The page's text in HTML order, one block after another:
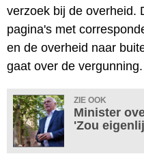
verzoek bij de overheid.
pagina's met
en de overheid naar
gaat over de vergunning.
ZIE OOK
Minister
'Zou